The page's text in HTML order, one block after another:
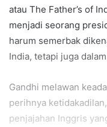
atau The Father’s of
menjadi seorang
harum semerbak
India, tetapi juga
Gandhi melawan
perihnya
penjajahan Inggris